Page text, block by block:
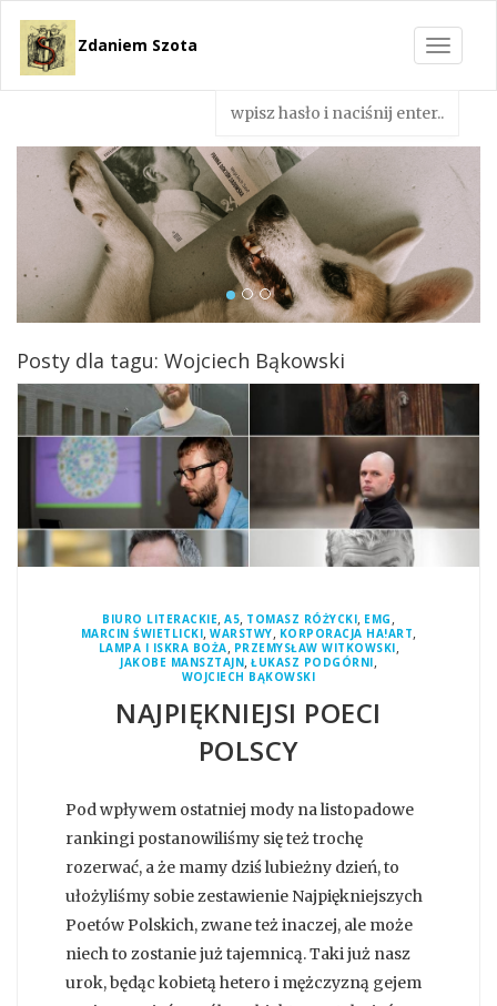
Toggle
Zdaniem Szota
Posty dla tagu: Wojciech Bąkowski
BIURO LITERACKIE,A5, TOMASZ RÓŻYCKI, EMG ,
MARCIN ŚWIETLICKI,WARSTWY, KORPORACJA HA!ART,
LAMPA I ISKRA BOŻA, PRZEMYSŁAW WITKOWSKI,
JAKOBE MANSZTAJN,ŁUKASZ PODGÓRNI,
WOJCIECH BĄKOWSKI
NAJPIĘKNIEJSI POECI
POLSCY
Pod wpływem ostatniej mody na listopadowe
rankingi postanowiliśmy się też trochę
rozerwać, a że mamy dziś lubieżny dzień, to
ułożyliśmy sobie zestawienie Najpiękniejszych
Poetów Polskich, zwane też inaczej, ale może
niech to zostanie już tajemnicą. Taki już nasz
urok, będąc kobietą hetero i mężczyzną gejem